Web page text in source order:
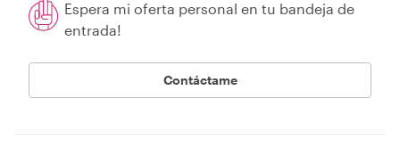
Espera mi oferta personal en tu bandeja de
entrada!
Contáctame